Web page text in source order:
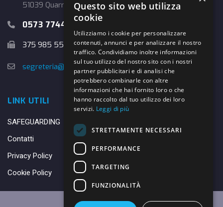
51039 Quarrata (PT)
0573 774457
375 985 5526
segreteria@danybasket.it
LINK UTILI
SAFEGUARDING
Contatti
Privacy Policy
Cookie Policy
Questo sito web utilizza
cookie
Utilizziamo i cookie per personalizzare
contenuti, annunci e per analizzare il nostro
traffico. Condividiamo inoltre informazioni
sul tuo utilizzo del nostro sito con i nostri
partner pubblicitari e di analisi che
potrebbero combinarle con altre
informazioni che hai fornito loro o che
hanno raccolto dal tuo utilizzo dei loro
servizi. Leggi di più
STRETTAMENTE NECESSARI
PERFORMANCE
TARGETING
FUNZIONALITÀ